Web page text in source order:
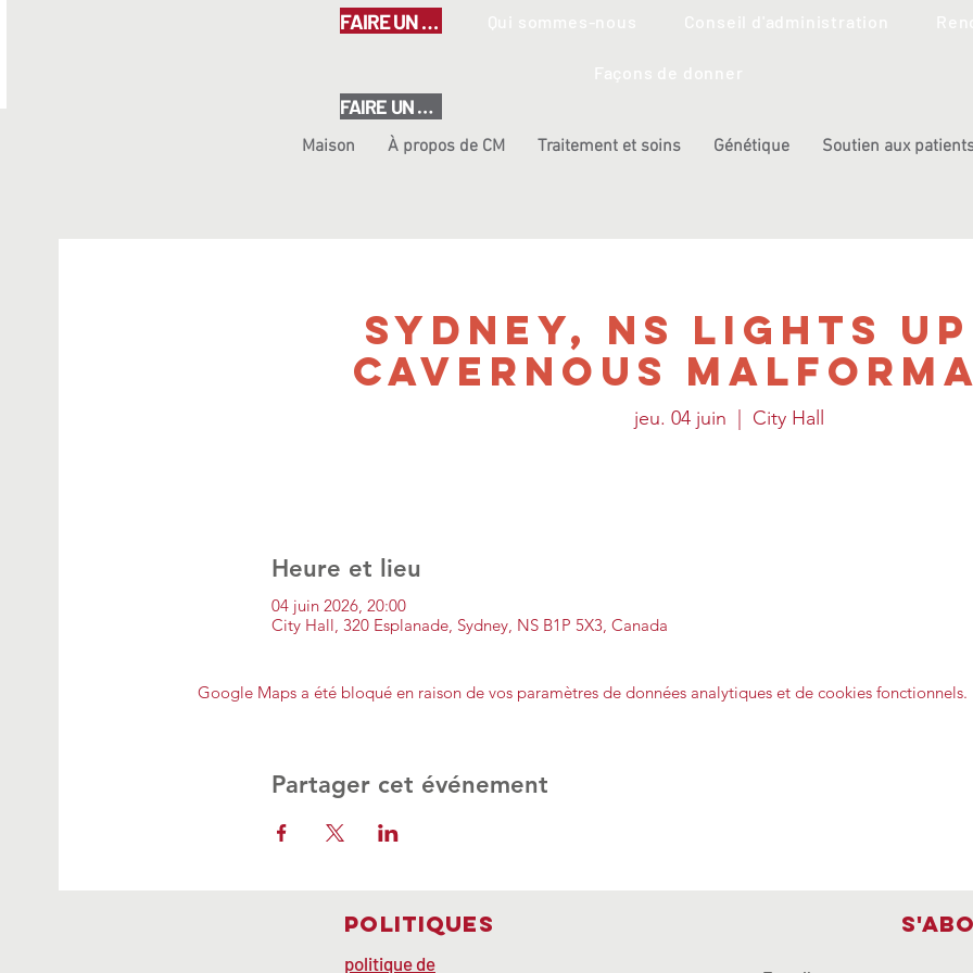
FAIRE UN DON
FAIRE UN DON
Maison À propos de CM Traitement et soins Génétique Soutien aux
Sydney, NS Lights
Cavernous
jeu. 04 juin City Hall
Heure et lieu
04 juin 2026, 20:00
City Hall, 320 Esplanade, Sydney, NS B1P 5X3, Canada
Google Maps a été bloqué en raison de vos paramètres de données analytiques et de cookies fonctionnels.
Partager cet événement
Politiques
politique de